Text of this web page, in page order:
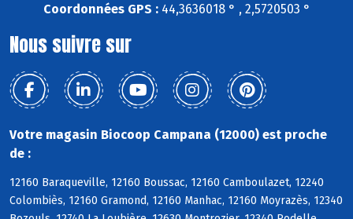
Coordonnées GPS :44,3636018 ° , 2,5720503 °
Nous suivre sur
Votre magasin Biocoop Campana (12000) est proche
de :
12160 Baraqueville, 12160 Boussac, 12160 Camboulazet, 12240
Colombiès, 12160 Gramond, 12160 Manhac, 12160 Moyrazès, 12340